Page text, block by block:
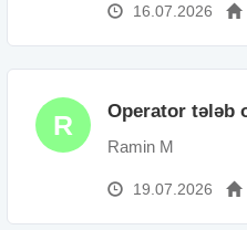
16.07.2026
R Operator tələb
Ramin M
19.07.2026